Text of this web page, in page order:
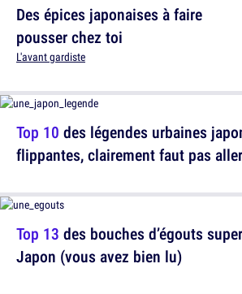
Des épices japonaises à faire
pousser chez toi
L'avant gardiste
Top 13 des bouches d’égouts
Japon (vous avez bien lu)
Top 10 des légendes urbaines
flippantes, clairement faut pas